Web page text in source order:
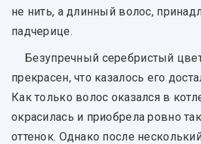
не нить, а длинный волос,
падчерице.
Безупречный серебристый
прекрасен, что казалось его
Как только волос оказался в
окрасилась и приобрела ровно
оттенок. Однако после